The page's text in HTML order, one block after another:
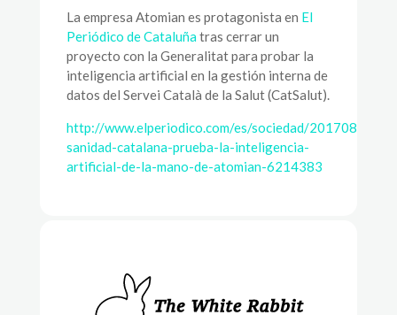
La empresa Atomian es protagonista en El
Periódico de Cataluñatras cerrar un
proyecto con la Generalitat para probar la
inteligencia artificial en la gestión interna de
datos del Servei Català de la Salut (CatSalut).
http://www.elperiodico.com/es/sociedad/20170808/la-
sanidad-catalana-prueba-la-inteligencia-
artificial-de-la-mano-de-atomian-6214383